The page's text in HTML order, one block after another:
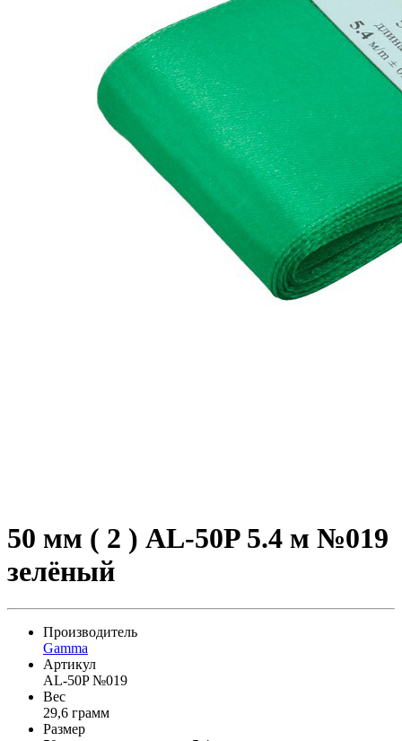
50 мм ( 2 ) AL-50P 5.4 м №019
зелёный
Производитель
Gamma
Артикул
AL-50P №019
Вес
29,6 грамм
Размер